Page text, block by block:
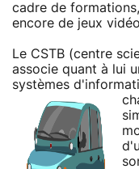
cadre de
encore de jeux
Le CSTB (centre
associe quant à lui
systèmes